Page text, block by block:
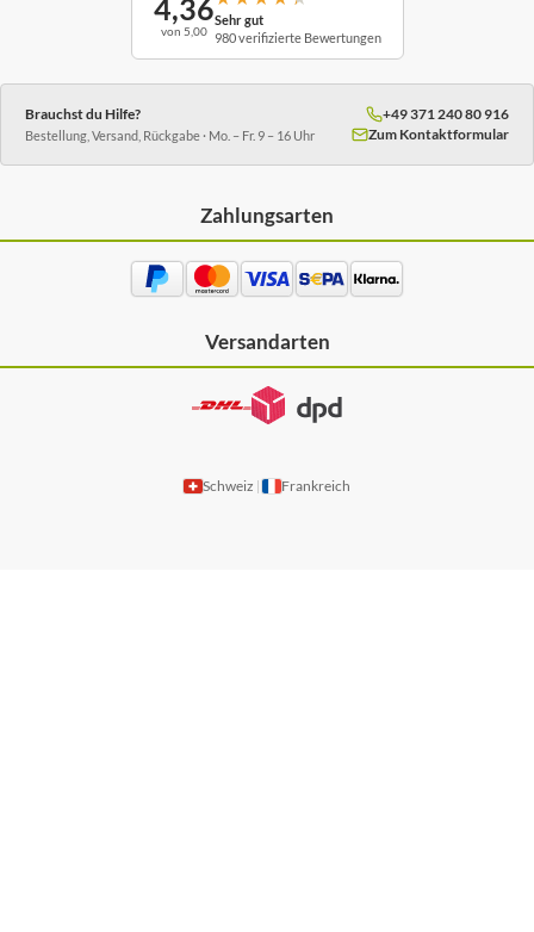
4,36
von 5,00
Sehr gut
980 verifizierte Bewertungen
Brauchst du Hilfe?
Bestellung, Versand, Rückgabe · Mo. – Fr. 9 – 16 Uhr
+49 371 240 80 916
Zum Kontaktformular
Zahlungsarten
Versandarten
Schweiz Frankreich